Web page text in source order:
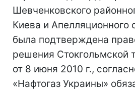
Шевченковского
Киева и Апелляционного
была подтверждена
решения Стокгольмской
от 8 июня 2010 г.,
«Нафтогаз Украины»